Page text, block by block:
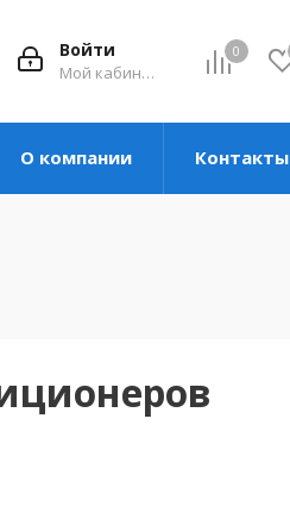
0
Войти
Мой кабинет
О компании Контакты